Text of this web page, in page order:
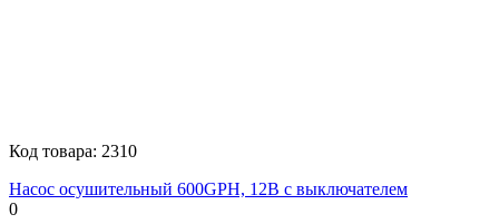
Код товара: 2310
Насос осушительный 600GPH, 12В с выключателем
0